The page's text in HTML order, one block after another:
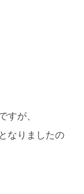
すが、
となりましたの